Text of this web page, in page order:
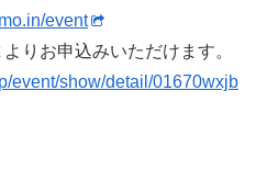
event
りお申込みいただけます。
event/show/detail/01670wxjb